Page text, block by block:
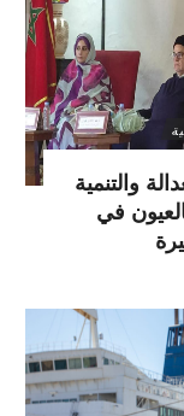
والتنمية
في